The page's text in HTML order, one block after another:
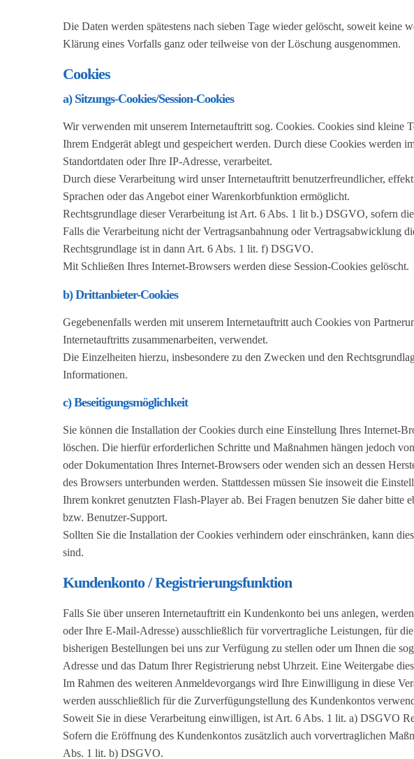
Die Daten werden spätestens nach sieben Tage wieder gelöscht, soweit
Klärung eines Vorfalls ganz oder teilweise von der Löschung ausgenommen.
Cookies
a) Sitzungs-Cookies/Session-Cookies
Wir verwenden mit unserem Internetauftritt sog. Cookies. Cookies sind kleine
Ihrem Endgerät ablegt und gespeichert werden. Durch diese Cookies
Standortdaten oder Ihre IP-Adresse, verarbeitet.
Durch diese Verarbeitung wird unser Internetauftritt benutzerfreundlicher,
Sprachen oder das Angebot einer Warenkorbfunktion ermöglicht.
Rechtsgrundlage dieser Verarbeitung ist Art. 6 Abs. 1 lit b.) DSGVO, sofern
Falls die Verarbeitung nicht der Vertragsanbahnung oder Vertragsabwicklung
Rechtsgrundlage ist in dann Art. 6 Abs. 1 lit. f) DSGVO.
Mit Schließen Ihres Internet-Browsers werden diese Session-Cookies gelöscht.
b) Drittanbieter-Cookies
Gegebenenfalls werden mit unserem Internetauftritt auch Cookies von
Internetauftritts zusammenarbeiten, verwendet.
Die Einzelheiten hierzu, insbesondere zu den Zwecken und den
Informationen.
c) Beseitigungsmöglichkeit
Sie können die Installation der Cookies durch eine Einstellung Ihres Internet-
löschen. Die hierfür erforderlichen Schritte und Maßnahmen hängen jedoch
oder Dokumentation Ihres Internet-Browsers oder wenden sich an dessen
des Browsers unterbunden werden. Stattdessen müssen Sie insoweit die
Ihrem konkret genutzten Flash-Player ab. Bei Fragen benutzen Sie daher
bzw. Benutzer-Support.
Sollten Sie die Installation der Cookies verhindern oder einschränken, kann
sind.
Kundenkonto / Registrierungsfunktion
Falls Sie über unseren Internetauftritt ein Kundenkonto bei uns anlegen,
oder Ihre E-Mail-Adresse) ausschließlich für vorvertragliche Leistungen, für
bisherigen Bestellungen bei uns zur Verfügung zu stellen oder um Ihnen die
Adresse und das Datum Ihrer Registrierung nebst Uhrzeit. Eine Weitergabe
Im Rahmen des weiteren Anmeldevorgangs wird Ihre Einwilligung in diese
werden ausschließlich für die Zurverfügungstellung des Kundenkontos
Soweit Sie in diese Verarbeitung einwilligen, ist Art. 6 Abs. 1 lit. a) DSGVO
Sofern die Eröffnung des Kundenkontos zusätzlich auch vorvertraglichen
Abs. 1 lit. b) DSGVO.